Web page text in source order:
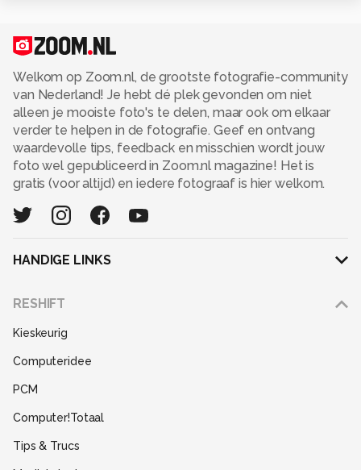
Welkom op Zoom.nl, de grootste fotografie-community
van Nederland! Je hebt dé plek gevonden om niet
alleen je mooiste foto's te delen, maar ook om elkaar
verder te helpen in de fotografie. Geef en ontvang
waardevolle tips, feedback en misschien wordt jouw
foto wel gepubliceerd in Zoom.nl magazine! Het is
gratis (voor altijd) en iedere fotograaf is hier welkom.
HANDIGE LINKS
RESHIFT
Kieskeurig
Computeridee
PCM
Computer!Totaal
Tips & Trucs